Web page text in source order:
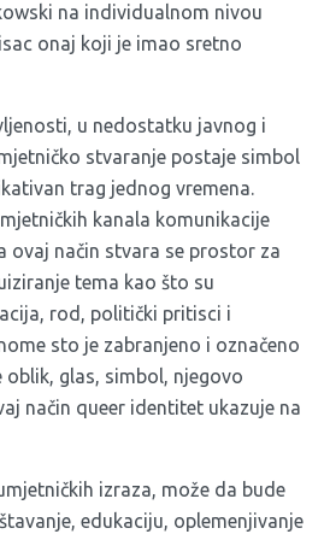
na individualnom nivou
onaj koji je imao sretno
u nedostatku javnog i
stvaranje postaje simbol
trag jednog vremena.
kanala komunikacije
ovaj način stvara se prostor za
tema kao što su
rod, politički pritisci i
sto je zabranjeno i označeno
oblik, glas, simbol, njegovo
način queer identitet ukazuje na
izraza, može da bude
edukaciju, oplemenjivanje